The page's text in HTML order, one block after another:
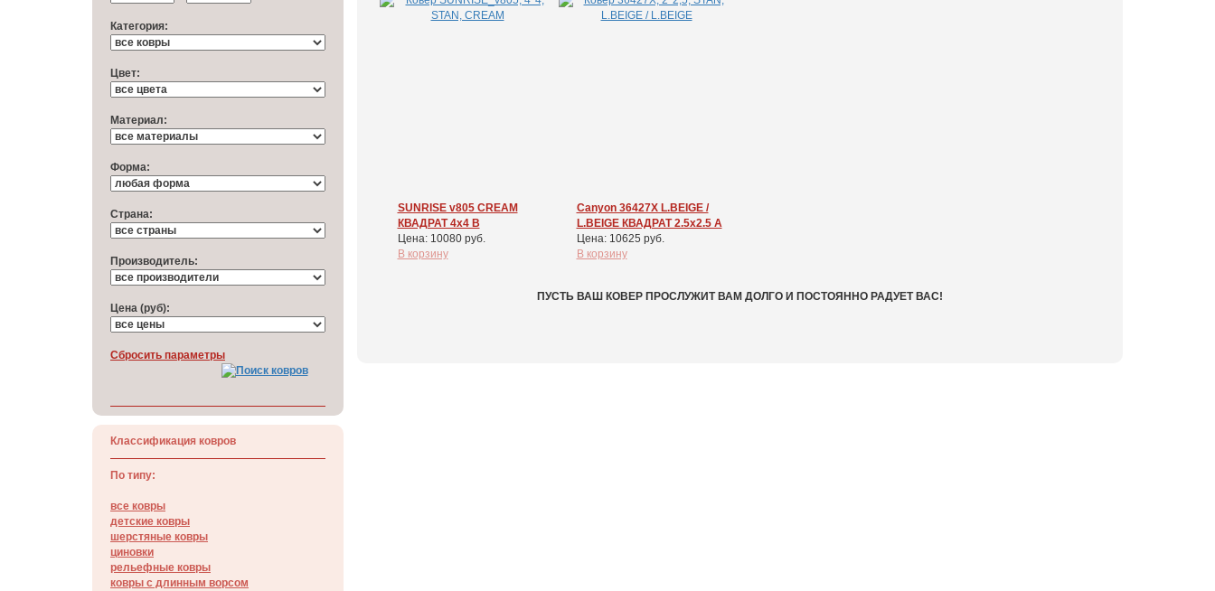
Категория:
Цвет:
Материал:
Форма:
Cтрана:
Производитель:
Цена (руб):
Cбросить параметры
Классификация ковров
По типу:
все ковры
детские ковры
шерстяные ковры
циновки
рельефные ковры
ковры с длинным ворсом
SUNRISE v805 CREAM
КВАДРАТ 4x4 В
Цена: 10080 руб.
В корзину
Canyon 36427X L.BEIGE /
L.BEIGE КВАДРАТ 2.5x2.5 А
Цена: 10625 руб.
В корзину
ПУСТЬ ВАШ КОВЕР ПРОСЛУЖИТ ВАМ ДОЛГО И ПОСТОЯННО РАДУЕТ ВАС!